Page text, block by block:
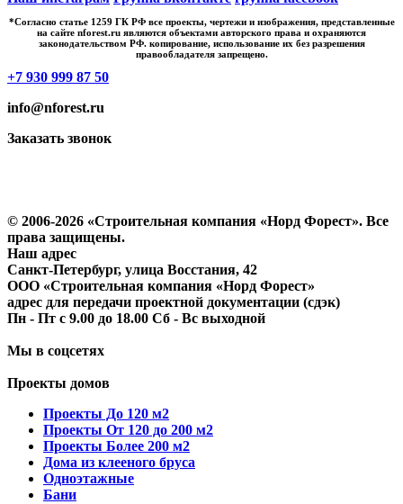
*Cогласно статье 1259 ГК РФ все проекты, чертежи и изображения, представленные
на сайте nforest.ru являются объектами авторского права и охраняются
законодательством РФ. копирование, использование их без разрешения
правообладателя запрещено.
+7 930 999 87 50
info@nforest.ru
Заказать звонок
© 2006-2026 «Строительная компания «Норд Форест». Все
права защищены.
Наш адрес
​Санкт-Петербург, улица Восстания, 42
ООО «Строительная компания «Норд Форест»
адрес для передачи проектной документации (сдэк)
Пн - Пт с 9.00 до 18.00 Сб - Вс выходной
Мы в соцсетях
Проекты домов
Проекты До 120 м2
Проекты От 120 до 200 м2
Проекты Более 200 м2
Дома из клееного бруса
Одноэтажные
Бани